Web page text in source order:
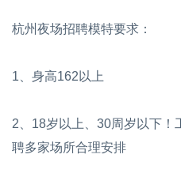
杭州夜场招聘模特要求：
1、身高162以上
2、18岁以上、30周岁以下！
聘多家场所合理安排